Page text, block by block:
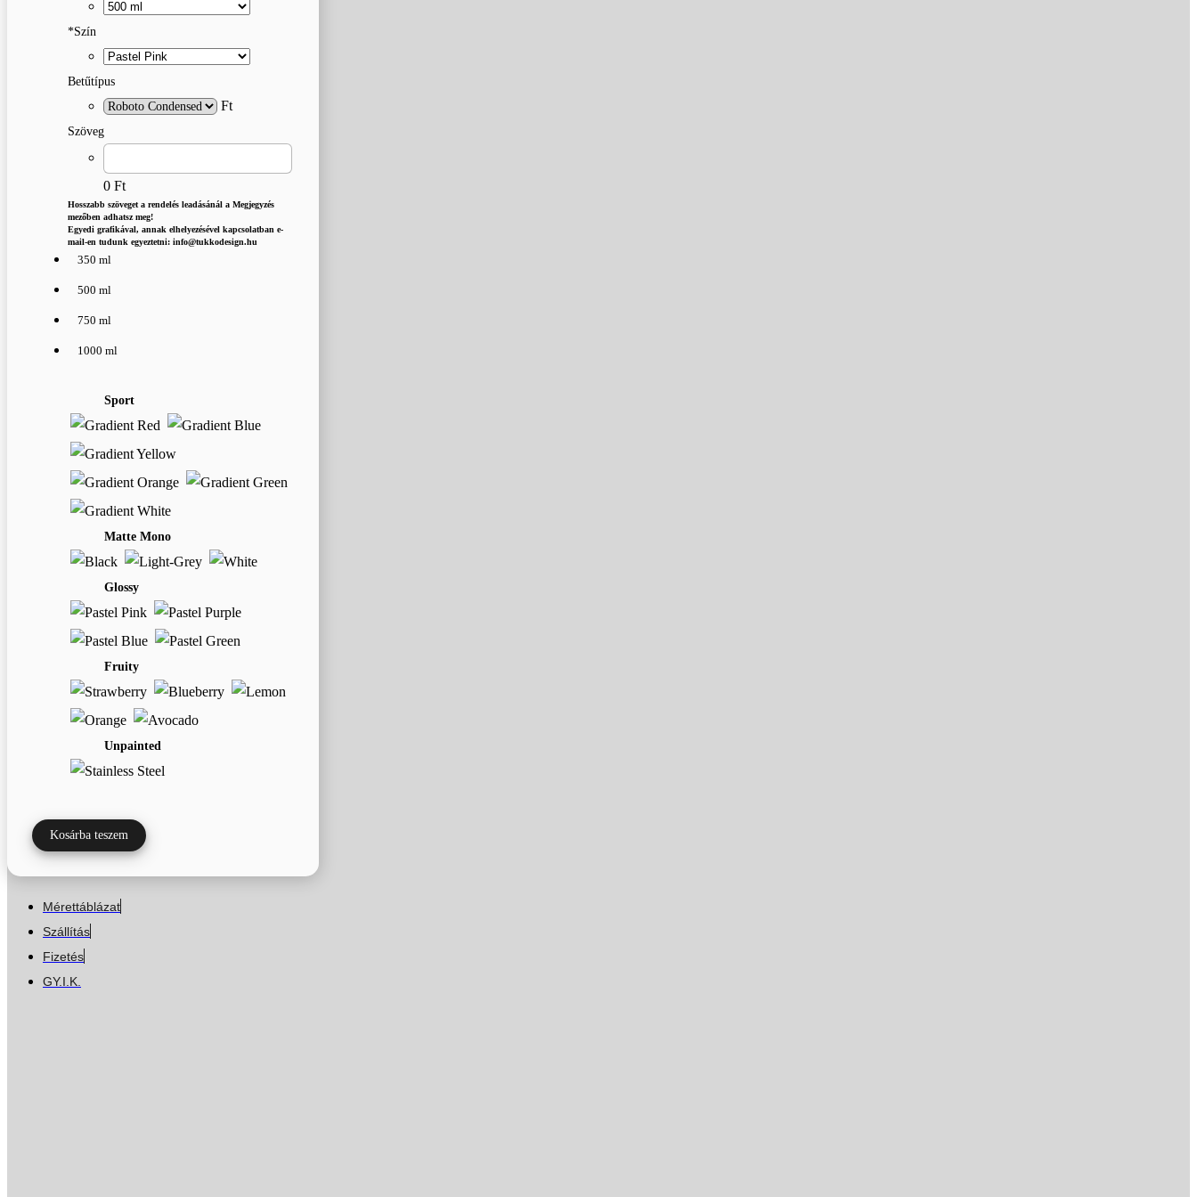
*Szín
Betűtípus
Ft
Szöveg
0 Ft
Hosszabb szöveget a rendelés leadásánál a Megjegyzés
mezőben adhatsz meg!
Egyedi grafikával, annak elhelyezésével kapcsolatban e-
mail-en tudunk egyeztetni: info@tukkodesign.hu
350 ml
500 ml
750 ml
1000 ml
Sport
Matte Mono
Glossy
Fruity
Unpainted
Kosárba teszem
Mérettáblázat
Szállítás
Fizetés
GY.I.K.